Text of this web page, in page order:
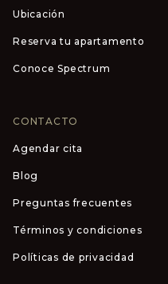
Ubicación
Reserva tu apartamento
Conoce Spectrum
CONTACTO
Agendar cita
Blog
Preguntas frecuentes
Términos y condiciones
Políticas de privacidad